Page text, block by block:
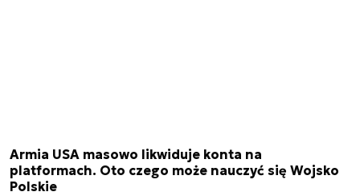
Armia USA masowo likwiduje konta na
platformach. Oto czego może nauczyć się Wojsko
Polskie